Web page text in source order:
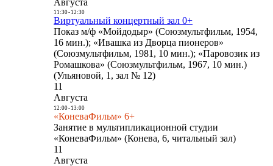
11:30- 12:30
Виртуальный концертный зал 0+
Показ м/ф «Мойдодыр» (Союзмультфильм, 1954,
16 мин.); «Ивашка из Дворца пионеров»
(Союзмультфильм, 1981, 10 мин.); «Паровозик из
Ромашкова» (Союзмультфильм, 1967, 10 мин.)
(Ульяновой, 1, зал № 12)
11
Августа
12:00- 13:00
«КоневаФильм» 6+
Занятие в мультипликационной студии
«КоневаФильм» (Конева, 6, читальный зал)
11
Августа